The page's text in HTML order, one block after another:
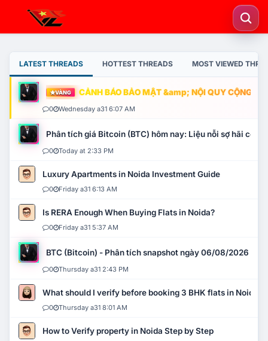
LATEST THREADS HOTTEST THREADS MOST VIEWED
VÀNG CẢNH BÁO BẢO MẬT &amp; NỘI QUY CỘNG
0 Wednesday a31 6:07 AM
Phân tích giá Bitcoin (BTC) hôm nay: Liệu nỗi sợ hãi có
0 Today at 2:33 PM
Luxury Apartments in Noida Investment Guide
0 Friday a31 6:13 AM
Is RERA Enough When Buying Flats in Noida?
0 Friday a31 5:37 AM
BTC (Bitcoin) - Phân tích snapshot ngày 06/08/2026
0 Thursday a31 2:43 PM
What should I verify before booking 3 BHK flats in Noida?
0 Thursday a31 8:01 AM
How to Verify property in Noida Step by Step